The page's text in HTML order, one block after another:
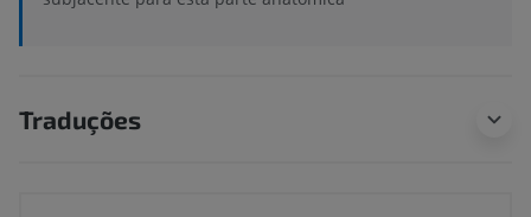
Traduções